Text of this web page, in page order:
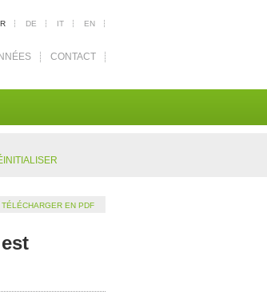
DE IT EN
CONTACT
TÉLÉCHARGER EN PDF